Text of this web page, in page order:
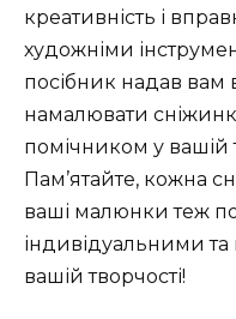
креативність і
художніми
посібник надав вам
намалювати
помічником у вашій
Пам’ятайте, кожна
ваші малюнки теж
індивідуальними та
вашій творчості!